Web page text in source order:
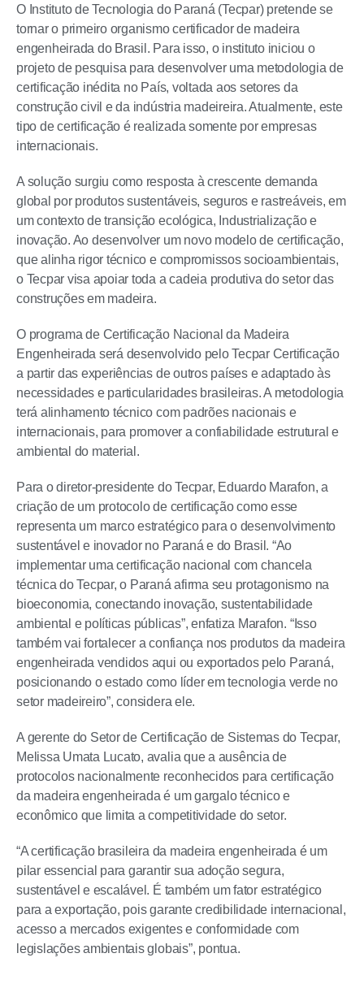
O Instituto de Tecnologia do Paraná (Tecpar) pretende se
tornar o primeiro organismo certificador de madeira
engenheirada do Brasil. Para isso, o instituto iniciou o
projeto de pesquisa para desenvolver uma metodologia de
certificação inédita no País, voltada aos setores da
construção civil e da indústria madeireira. Atualmente, este
tipo de certificação é realizada somente por empresas
internacionais.
A solução surgiu como resposta à crescente demanda
global por produtos sustentáveis, seguros e rastreáveis, em
um contexto de transição ecológica, Industrialização e
inovação. Ao desenvolver um novo modelo de certificação,
que alinha rigor técnico e compromissos socioambientais,
o Tecpar visa apoiar toda a cadeia produtiva do setor das
construções em madeira.
O programa de Certificação Nacional da Madeira
Engenheirada será desenvolvido pelo Tecpar Certificação
a partir das experiências de outros países e adaptado às
necessidades e particularidades brasileiras. A metodologia
terá alinhamento técnico com padrões nacionais e
internacionais, para promover a confiabilidade estrutural e
ambiental do material.
Para o diretor-presidente do Tecpar, Eduardo Marafon, a
criação de um protocolo de certificação como esse
representa um marco estratégico para o desenvolvimento
sustentável e inovador no Paraná e do Brasil. “Ao
implementar uma certificação nacional com chancela
técnica do Tecpar, o Paraná afirma seu protagonismo na
bioeconomia, conectando inovação, sustentabilidade
ambiental e políticas públicas”, enfatiza Marafon. “Isso
também vai fortalecer a confiança nos produtos da madeira
engenheirada vendidos aqui ou exportados pelo Paraná,
posicionando o estado como líder em tecnologia verde no
setor madeireiro”, considera ele.
A gerente do Setor de Certificação de Sistemas do Tecpar,
Melissa Umata Lucato, avalia que a ausência de
protocolos nacionalmente reconhecidos para certificação
da madeira engenheirada é um gargalo técnico e
econômico que limita a competitividade do setor.
“A certificação brasileira da madeira engenheirada é um
pilar essencial para garantir sua adoção segura,
sustentável e escalável. É também um fator estratégico
para a exportação, pois garante credibilidade internacional,
acesso a mercados exigentes e conformidade com
legislações ambientais globais”, pontua.